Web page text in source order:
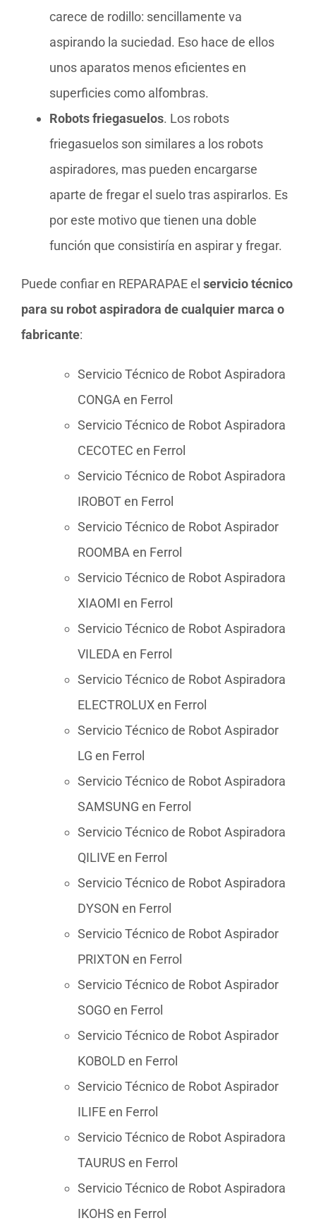
carece de rodillo: sencillamente va
aspirando la suciedad. Eso hace de ellos
unos aparatos menos eficientes en
superficies como alfombras.
Robots friegasuelos. Los robots
friegasuelos son similares a los robots
aspiradores, mas pueden encargarse
aparte de fregar el suelo tras aspirarlos. Es
por este motivo que tienen una doble
función que consistiría en aspirar y fregar.
Puede confiar en REPARAPAE el servicio técnico
para su robot aspiradora de cualquier marca o
fabricante:
Servicio Técnico de Robot Aspiradora
CONGA en Ferrol
Servicio Técnico de Robot Aspiradora
CECOTEC en Ferrol
Servicio Técnico de Robot Aspiradora
IROBOT en Ferrol
Servicio Técnico de Robot Aspirador
ROOMBA en Ferrol
Servicio Técnico de Robot Aspiradora
XIAOMI en Ferrol
Servicio Técnico de Robot Aspiradora
VILEDA en Ferrol
Servicio Técnico de Robot Aspiradora
ELECTROLUX en Ferrol
Servicio Técnico de Robot Aspirador
LG en Ferrol
Servicio Técnico de Robot Aspiradora
SAMSUNG en Ferrol
Servicio Técnico de Robot Aspiradora
QILIVE en Ferrol
Servicio Técnico de Robot Aspiradora
DYSON en Ferrol
Servicio Técnico de Robot Aspirador
PRIXTON en Ferrol
Servicio Técnico de Robot Aspirador
SOGO en Ferrol
Servicio Técnico de Robot Aspirador
KOBOLD en Ferrol
Servicio Técnico de Robot Aspirador
ILIFE en Ferrol
Servicio Técnico de Robot Aspiradora
TAURUS en Ferrol
Servicio Técnico de Robot Aspiradora
IKOHS en Ferrol